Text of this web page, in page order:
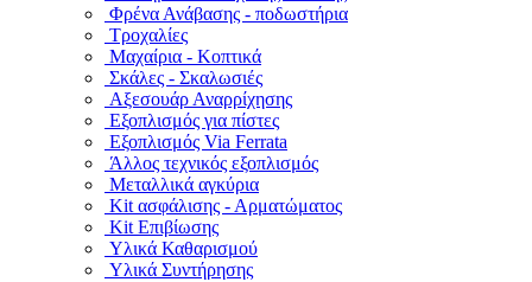
Φρένα Ανάβασης - ποδωστήρια
Τροχαλίες
Μαχαίρια - Κοπτικά
Σκάλες - Σκαλωσιές
Αξεσουάρ Αναρρίχησης
Εξοπλισμός για πίστες
Εξοπλισμός Via Ferrata
Άλλος τεχνικός εξοπλισμός
Μεταλλικά αγκύρια
Kit ασφάλισης - Αρματώματος
Kit Επιβίωσης
Υλικά Καθαρισμού
Υλικά Συντήρησης